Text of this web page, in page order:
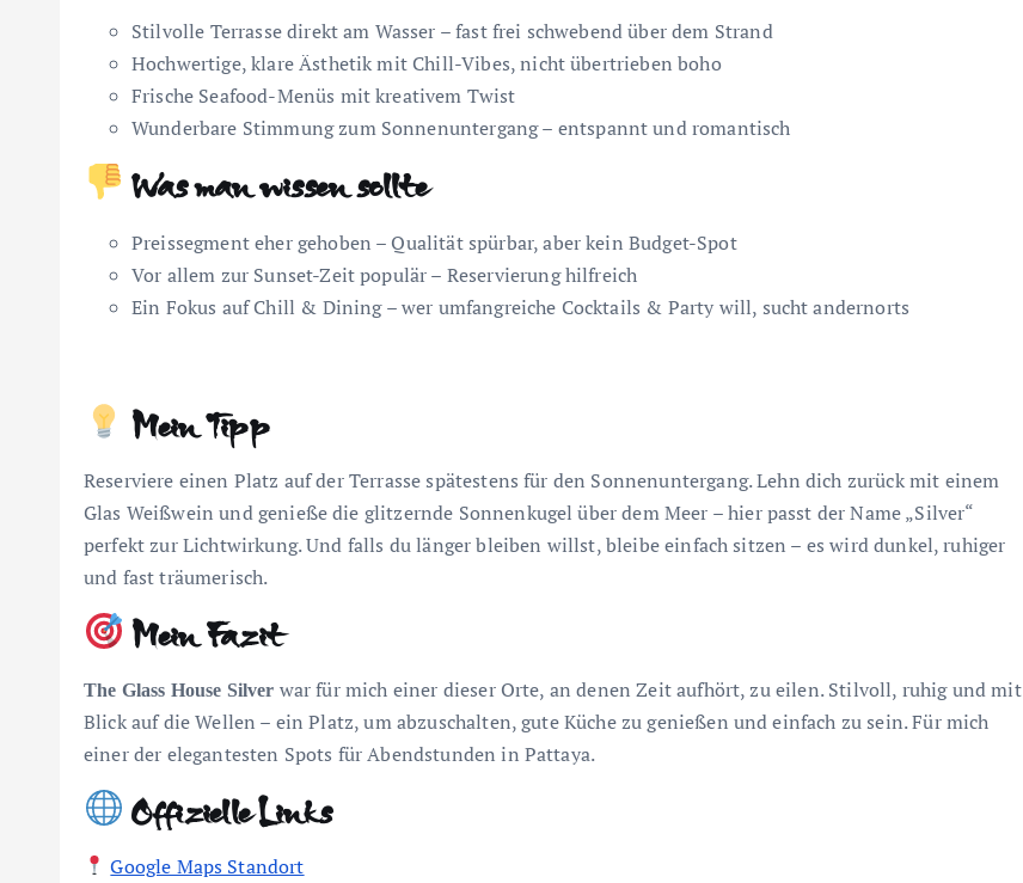
Stilvolle Terrasse direkt am Wasser – fast frei schwebend über dem Strand
Hochwertige, klare Ästhetik mit Chill-Vibes, nicht übertrieben boho
Frische Seafood-Menüs mit kreativem Twist
Wunderbare Stimmung zum Sonnenuntergang – entspannt und romantisch
Was man wissen sollte
Preissegment eher gehoben – Qualität spürbar, aber kein Budget-Spot
Vor allem zur Sunset-Zeit populär – Reservierung hilfreich
Ein Fokus auf Chill & Dining – wer umfangreiche Cocktails & Party will, sucht andernorts
Mein Tipp
Reserviere einen Platz auf der Terrasse spätestens für den Sonnenuntergang. Lehn dich zurück mit einem
Glas Weißwein und genieße die glitzernde Sonnenkugel über dem Meer – hier passt der Name „Silver“
perfekt zur Lichtwirkung. Und falls du länger bleiben willst, bleibe einfach sitzen – es wird dunkel, ruhiger
und fast träumerisch.
Mein Fazit
The Glass House Silver war für mich einer dieser Orte, an denen Zeit aufhört, zu eilen. Stilvoll, ruhig und mit
Blick auf die Wellen – ein Platz, um abzuschalten, gute Küche zu genießen und einfach zu sein. Für mich
einer der elegantesten Spots für Abendstunden in Pattaya.
Offizielle Links
Google Maps Standort